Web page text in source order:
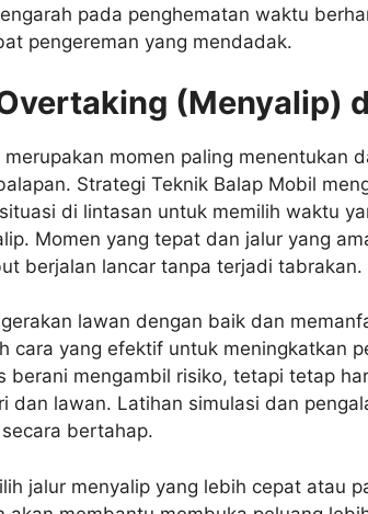
pada penghematan waktu
pengereman yang mendadak.
(Menyalip)
momen paling menentukan
Strategi Teknik Balap Mobil
di lintasan untuk memilih waktu
Momen yang tepat dan jalur yang
berjalan lancar tanpa terjadi tabrakan.
lawan dengan baik dan
cara yang efektif untuk meningkatkan
berani mengambil risiko, tetapi tetap
dan lawan. Latihan simulasi dan
bertahap.
jalur menyalip yang lebih cepat atau